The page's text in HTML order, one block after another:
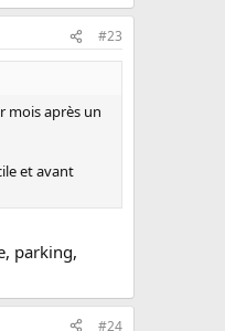
#23
mois après un
et avant
parking,
#24